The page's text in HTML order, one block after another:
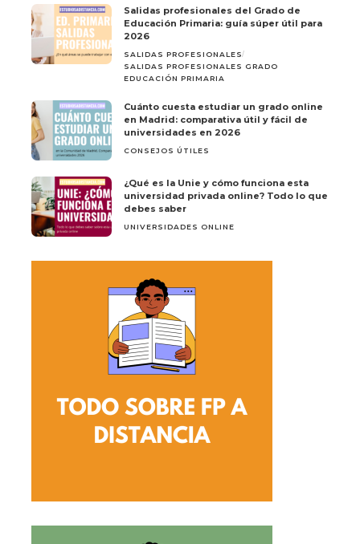
Salidas profesionales del Grado de
Educación Primaria: guía súper útil para
2026
SALIDAS PROFESIONALES
SALIDAS PROFESIONALES GRADO
EDUCACIÓN PRIMARIA
Cuánto cuesta estudiar un grado online
en Madrid: comparativa útil y fácil de
universidades en 2026
CONSEJOS ÚTILES
¿Qué es la Unie y cómo funciona esta
universidad privada online? Todo lo que
debes saber
UNIVERSIDADES ONLINE